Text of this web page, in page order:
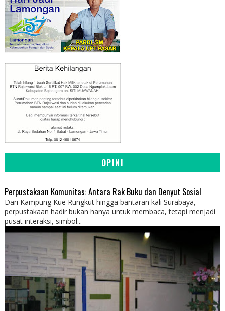
OPINI
Perpustakaan Komunitas: Antara Rak Buku dan Denyut Sosial
Dari Kampung Kue Rungkut hingga bantaran kali Surabaya,
perpustakaan hadir bukan hanya untuk membaca, tetapi menjadi
pusat interaksi, simbol...